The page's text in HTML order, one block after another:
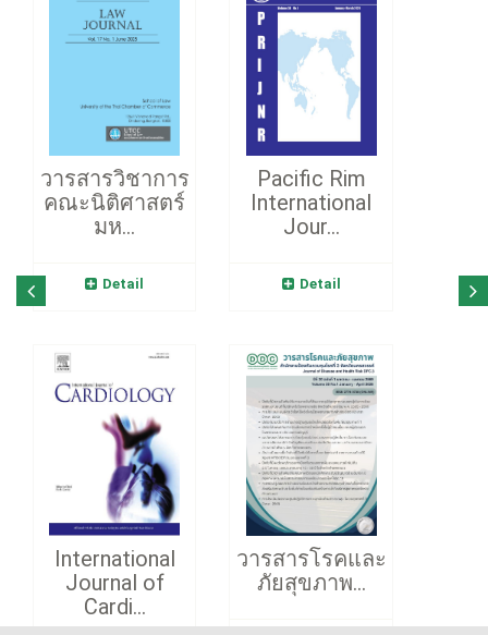
วารสารวิชาการ
คณะนิติศาสตร์
มห...
Detail
Pacific Rim
International
Jour...
Detail
International
Journal of
Cardi...
วารสารโรคและ
ภัยสุขภาพ...